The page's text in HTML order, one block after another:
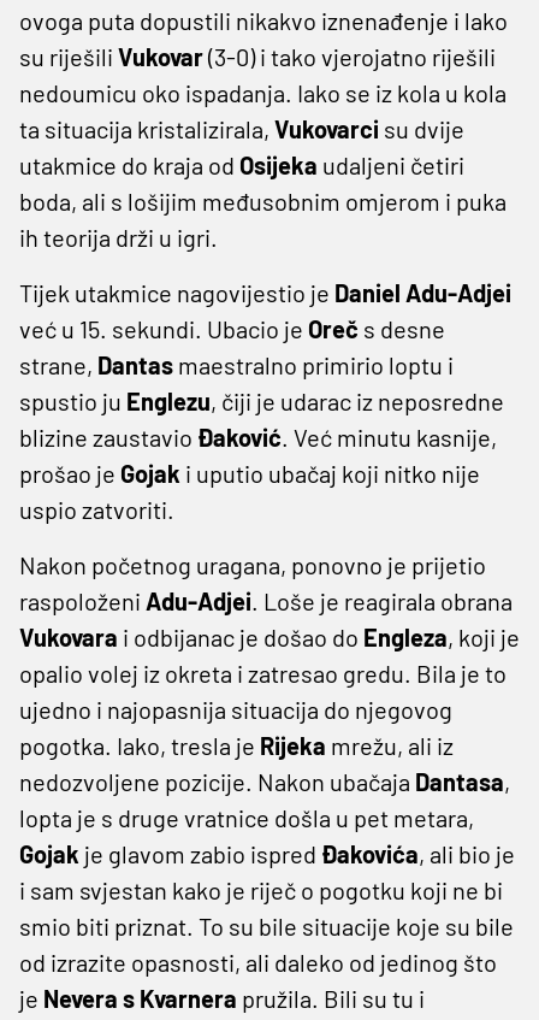
ovoga puta dopustili nikakvo iznenađenje i lako
su riješili Vukovar(3-0) i tako vjerojatno riješili
nedoumicu oko ispadanja. Iako se iz kola u kola
ta situacija kristalizirala, Vukovarci su dvije
utakmice do kraja od Osijeka udaljeni četiri
boda, ali s lošijim međusobnim omjerom i puka
ih teorija drži u igri.
Tijek utakmice nagovijestio je Daniel Adu-Adjei
već u 15. sekundi. Ubacio je Oreč s desne
strane, Dantas maestralno primirio loptu i
spustio ju Englezu, čiji je udarac iz neposredne
blizine zaustavio Đaković. Već minutu kasnije,
prošao je Gojak i uputio ubačaj koji nitko nije
uspio zatvoriti.
Nakon početnog uragana, ponovno je prijetio
raspoloženi Adu-Adjei. Loše je reagirala obrana
Vukovara i odbijanac je došao do Engleza, koji je
opalio volej iz okreta i zatresao gredu. Bila je to
ujedno i najopasnija situacija do njegovog
pogotka. Iako, tresla je Rijeka mrežu, ali iz
nedozvoljene pozicije. Nakon ubačaja Dantasa,
lopta je s druge vratnice došla u pet metara,
Gojak je glavom zabio ispred Đakovića, ali bio je
i sam svjestan kako je riječ o pogotku koji ne bi
smio biti priznat. To su bile situacije koje su bile
od izrazite opasnosti, ali daleko od jedinog što
je Nevera s Kvarnera pružila. Bili su tu i